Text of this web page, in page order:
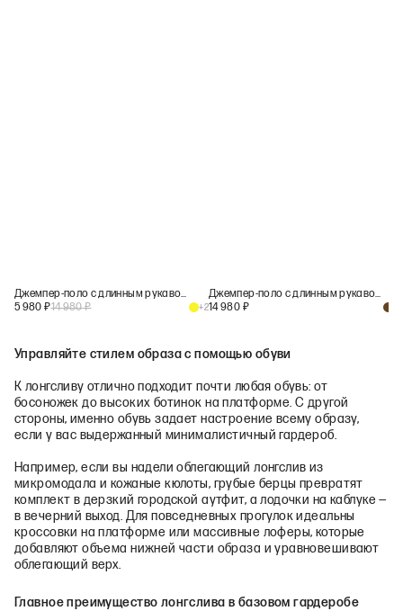
Джемпер-поло с длинным рукавом в полоску
5 980 ₽14 980₽ +2
Джемпер-поло с длинным рукавом в полоску
14 980 ₽
Управляйте стилем образа с помощью обуви
К лонгсливу отлично подходит почти любая обувь: от
босоножек до высоких ботинок на платформе. С другой
стороны, именно обувь задает настроение всему образу,
если у вас выдержанный минималистичный гардероб.
Например, если вы надели облегающий лонгслив из
микромодала и кожаные кюлоты, грубые берцы превратят
комплект в дерзкий городской аутфит, а лодочки на каблуке —
в вечерний выход. Для повседневных прогулок идеальны
кроссовки на платформе или массивные лоферы, которые
добавляют объема нижней части образа и уравновешивают
облегающий верх.
Главное преимущество лонгслива в базовом гардеробе